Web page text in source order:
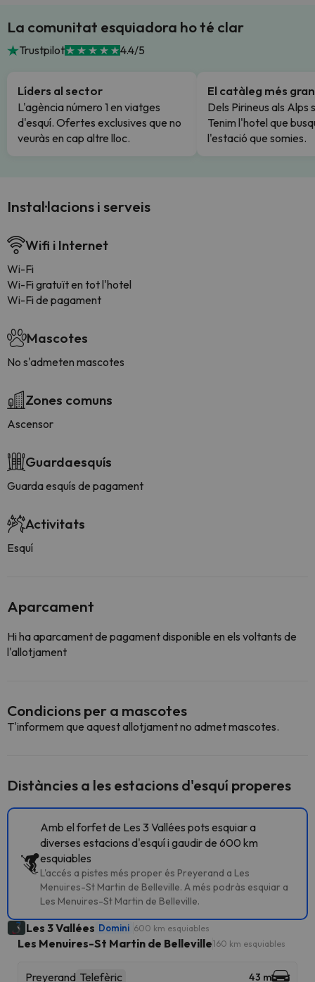
La comunitat esquiadora ho té clar
Trustpilot 4.4/5
Líders al sector
L'agència número 1 en viatges
d'esquí. Ofertes exclusives que no
veuràs en cap altre lloc.
El catàleg més gran
Dels Pirineus als Alps
Tenim l'hotel que
l'estació que somies.
Instal·lacions i serveis
Wifi i Internet
Wi-Fi
Wi-Fi gratuït en tot l'hotel
Wi-Fi de pagament
Mascotes
No s'admeten mascotes
Zones comuns
Ascensor
Guardaesquís
Guarda esquís de pagament
Activitats
Esquí
Aparcament
Hi ha aparcament de pagament disponible en els voltants de
l'allotjament
Condicions per a mascotes
T'informem que aquest allotjament no admet mascotes.
Distàncies a les estacions d'esquí properes
Amb el forfet de Les 3 Vallées pots esquiar a
diverses estacions d'esquí i gaudir de 600 km
esquiables
L'accés a pistes més proper és Preyerand a Les
Menuires-St Martin de Belleville. A més podràs esquiar a
Les Menuires-St Martin de Belleville.
Les 3 Vallées Domini 600 km esquiables
Les Menuires-St Martin de Belleville160 km esquiables
Preyerand Telefèric 43 m